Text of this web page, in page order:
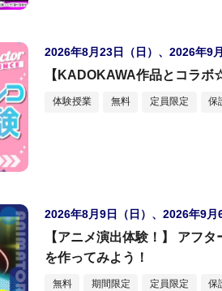
2026年8月23日（日）、2026年9
【KADOKAWA作品とコラボ
体験授業 無料 定員限定 保
2026年8月9日（日）、2026年9月6
【アニメ演出体験！】 アフ
を作ってみよう！
無料 期間限定 定員限定 保